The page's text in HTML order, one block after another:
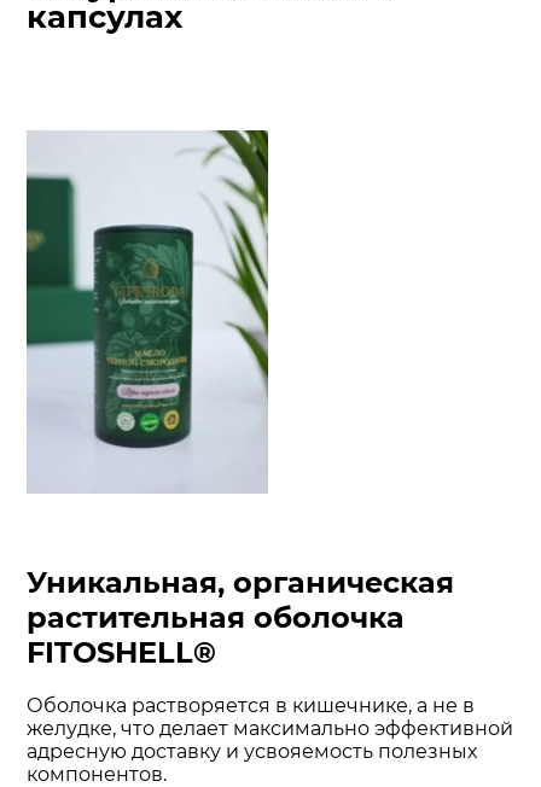
капсулах
Уникальная, органическая
растительная оболочка
FITOSHELL®
Оболочка растворяется в кишечнике, а не в
желудке, что делает максимально эффективной
адресную доставку и усвояемость полезных
компонентов.